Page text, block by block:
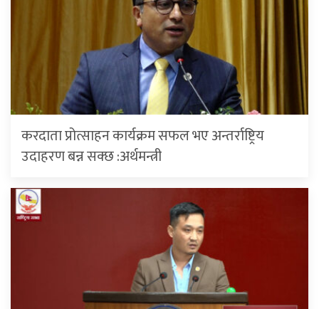
करदाता प्रोत्साहन कार्यक्रम सफल भए अन्तर्राष्ट्रिय
उदाहरण बन्न सक्छ :अर्थमन्त्री